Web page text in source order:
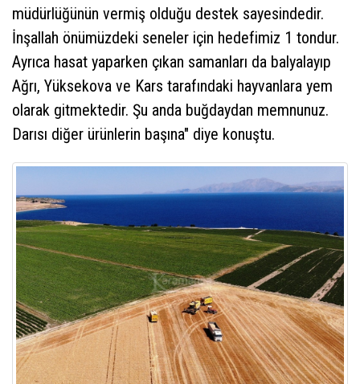
müdürlüğünün vermiş olduğu destek sayesindedir.
İnşallah önümüzdeki seneler için hedefimiz 1 tondur.
Ayrıca hasat yaparken çıkan samanları da balyalayıp
Ağrı, Yüksekova ve Kars tarafındaki hayvanlara yem
olarak gitmektedir. Şu anda buğdaydan memnunuz.
Darısı diğer ürünlerin başına" diye konuştu.